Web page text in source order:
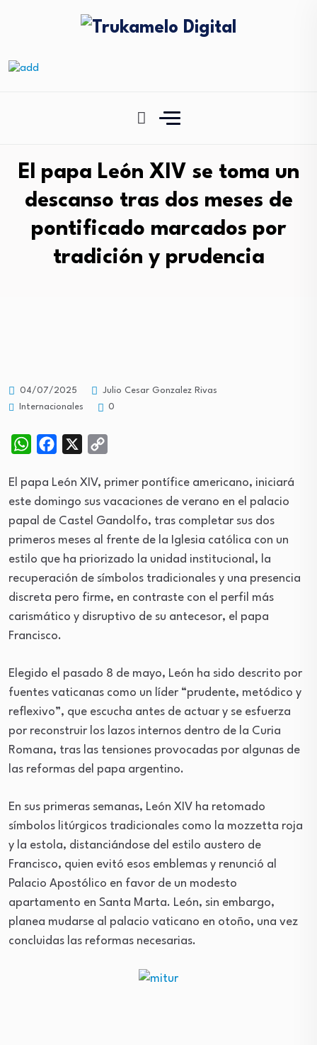
El papa León XIV se toma un
descanso tras dos meses de
pontificado marcados por
tradición y prudencia
04/07/2025
Julio Cesar Gonzalez Rivas
Internacionales
0
WhatsAppFacebook
El papa León XIV, primer pontífice americano, iniciará
este domingo sus vacaciones de verano en el palacio
papal de Castel Gandolfo, tras completar sus dos
primeros meses al frente de la Iglesia católica con un
estilo que ha priorizado la unidad institucional, la
recuperación de símbolos tradicionales y una presencia
discreta pero firme, en contraste con el perfil más
carismático y disruptivo de su antecesor, el papa
Francisco.
Elegido el pasado 8 de mayo, León ha sido descrito por
fuentes vaticanas como un líder “prudente, metódico y
reflexivo”, que escucha antes de actuar y se esfuerza
por reconstruir los lazos internos dentro de la Curia
Romana, tras las tensiones provocadas por algunas de
las reformas del papa argentino.
En sus primeras semanas, León XIV ha retomado
símbolos litúrgicos tradicionales como la mozzetta roja
y la estola, distanciándose del estilo austero de
Francisco, quien evitó esos emblemas y renunció al
Palacio Apostólico en favor de un modesto
apartamento en Santa Marta. León, sin embargo,
planea mudarse al palacio vaticano en otoño, una vez
concluidas las reformas necesarias.